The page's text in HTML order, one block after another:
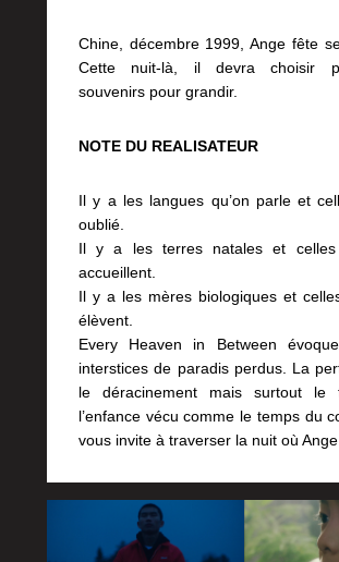
Chine, décembre 1999, Ange fête
Cette nuit-là, il devra choisir
souvenirs pour grandir.
NOTE DU REALISATEUR
Il y a les langues qu’on parle et
oublié.
Il y a les terres natales et
accueillent.
Il y a les mères biologiques et
élèvent.
Every Heaven in Between
interstices de paradis perdus. La
le déracinement mais surtout le
l’enfance vécu comme le temps du
vous invite à traverser la nuit où